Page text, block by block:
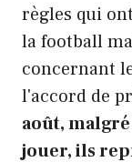
règles qui
la football
concernant
l'accord de
août,
jouer, ils